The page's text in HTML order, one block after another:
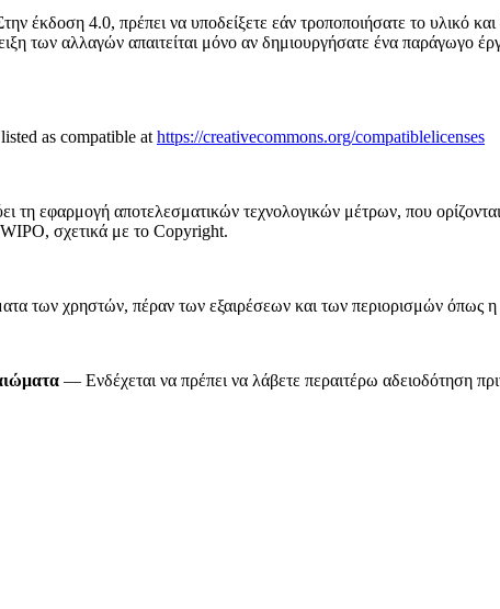
έκδοση 4.0, πρέπει να υποδείξετε εάν τροποποιήσατε το υλικό και
των αλλαγών απαιτείται μόνο αν δημιουργήσατε ένα παράγωγο
as compatible at https://creativecommons.org/compatiblelicenses
τη εφαρμογή αποτελεσματικών τεχνολογικών μέτρων, που
σχετικά με το Copyright.
των χρηστών, πέραν των εξαιρέσεων και των περιορισμών όπως η
— Ενδέχεται να πρέπει να λάβετε περαιτέρω αδειοδότηση